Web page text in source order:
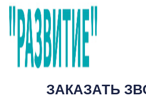
ЗАКАЗАТЬ